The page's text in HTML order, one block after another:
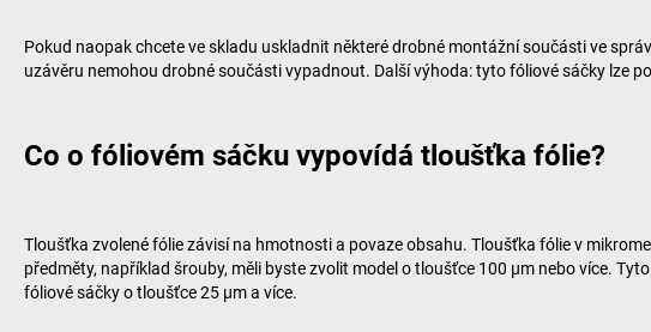
Pokud naopak chcete ve skladu uskladnit některé drobné montážní součásti ve
uzávěru nemohou drobné součásti vypadnout. Další výhoda: tyto fóliové sáčky lze
Co o fóliovém sáčku vypovídá tloušťka fólie?
Tloušťka zvolené fólie závisí na hmotnosti a povaze obsahu. Tloušťka fólie v
předměty, například šrouby, měli byste zvolit model o tloušťce 100 µm nebo více.
fóliové sáčky o tloušťce 25 µm a více.